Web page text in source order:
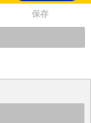
保存